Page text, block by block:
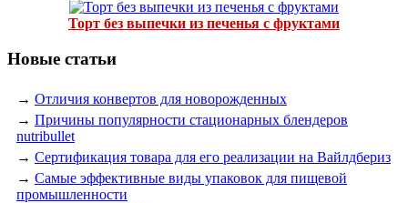
Торт без выпечки из печенья с фруктами
Новые статьи
→ Отличия конвертов для новорожденных
→ Причины популярности стационарных блендеров
nutribullet
→ Сертификация товара для его реализации на Вайлдбериз
→ Самые эффективные виды упаковок для пищевой
промышленности